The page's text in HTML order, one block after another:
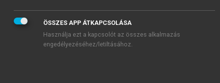
ÖSSZES APP ÁTKAPCSOLÁSA
Használja ezt a kapcsolót az összes alkalmazás
engedélyezéséhez/letiltásához.